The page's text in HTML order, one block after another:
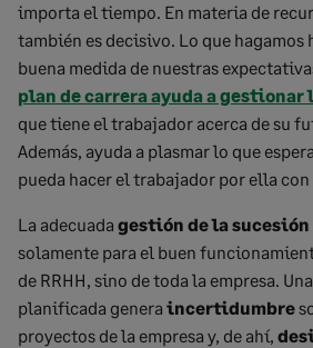
importa el tiempo. En materia de
también es decisivo. Lo que hagamos
buena medida de nuestras
plan de carrera ayuda a gestionar
que tiene el trabajador acerca de su
Además, ayuda a plasmar lo que
pueda hacer el trabajador por ella
La adecuada gestión de la sucesión
solamente para el buen
de RRHH, sino de toda la empresa.
planificada genera incertidumbre
proyectos de la empresa y, de ahí,